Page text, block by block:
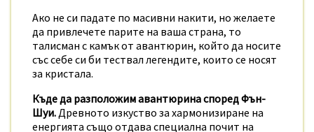
Ако не си падате по масивни накити, но желаете
да привлечете парите на ваша страна, то
талисман с камък от авантюрин, който да носите
със себе си би тествал легендите, които се носят
за кристала.
Къде да разположим авантюрина според Фън-
Шуи. Древното изкуство за хармонизиране на
енергията също отдава специална почит на